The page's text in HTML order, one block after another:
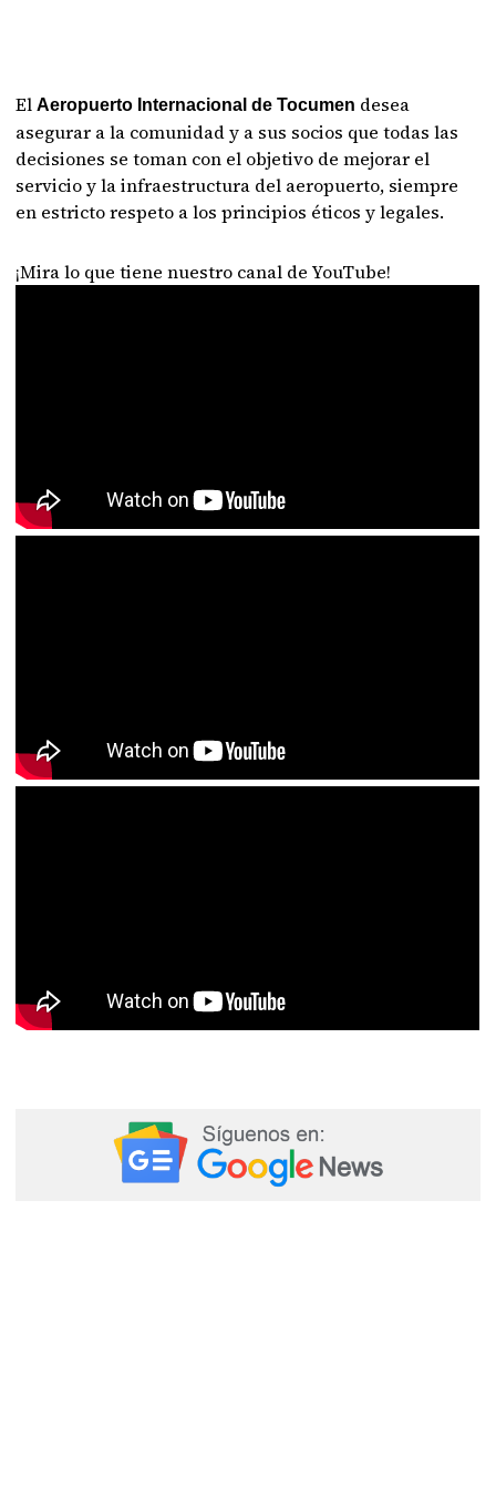
ElAeropuerto Internacional de Tocumen desea
asegurar a la comunidad y a sus socios que todas las
decisiones se toman con el objetivo de mejorar el
servicio y la infraestructura del aeropuerto, siempre
en estricto respeto a los principios éticos y legales.
¡Mira lo que tiene nuestro canal de YouTube!